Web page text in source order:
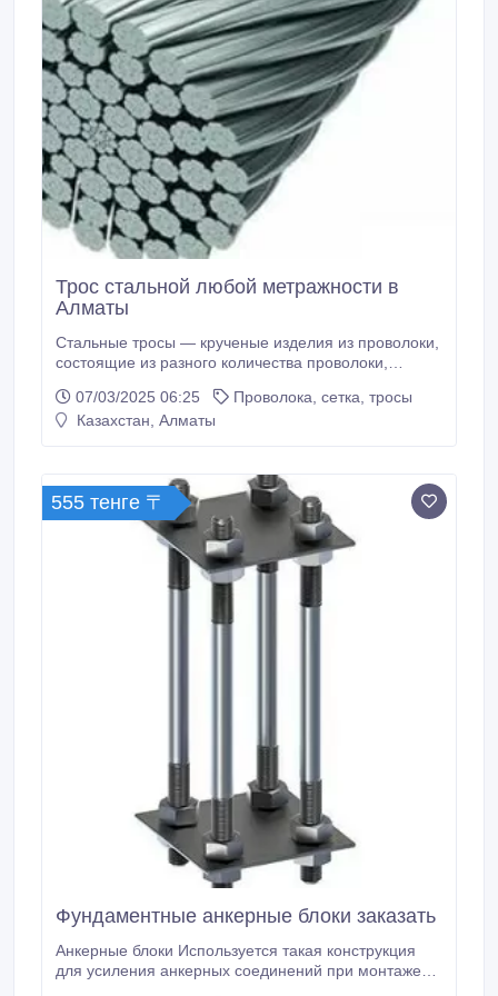
Трос стальной любой метражности в
Алматы
Стальные тросы — крученые изделия из проволоки,
состоящие из разного количества проволоки,
областях, особенно активно для буксировки,
подъема груза, при такелажных работах. В
07/03/2025 06:25
Проволока, сетка, тросы
Казахстан, Алматы
555 тенге 〒
Фундаментные анкерные блоки заказать
Анкерные блоки Используется такая конструкция
для усиления анкерных соединений при монтаже